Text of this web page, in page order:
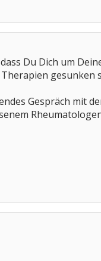
Du Dich um
gesunken
Gespräch mit